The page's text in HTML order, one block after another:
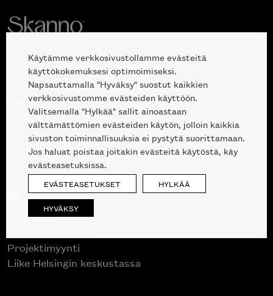
Avoinna kuluttajille ja ammattilaisille:
Erottajankatu 2, 00120 Helsinki
ma-pe 10 — 18
la 10-17
09 612 9440 |sales@skanno.fi
Skanno
Tuotteet
Projektimyynti
Liike Helsingin keskustassa
Käytämme verkkosivustollamme evästeitä
käyttökokemuksesi optimoimiseksi.
Napsauttamalla "Hyväksy" suostut kaikkien
verkkosivustomme evästeiden käyttöön.
Valitsemalla "Hylkää" sallit ainoastaan
välttämättömien evästeiden käytön, jolloin kaikkia
sivuston toiminnallisuuksia ei pystytä suorittamaan.
Jos haluat poistaa joitakin evästeitä käytöstä, käy
evästeasetuksissa.
EVÄSTEASETUKSET HYLKÄÄ
HYVÄKSY